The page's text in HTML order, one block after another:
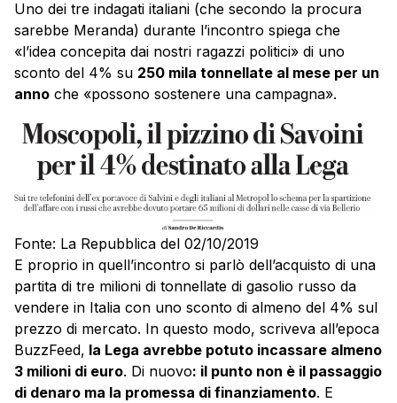
Uno dei tre indagati italiani (che secondo la procura
sarebbe Meranda) durante l’incontro spiega che
«l’idea concepita dai nostri ragazzi politici» di uno
sconto del 4% su 250 mila tonnellate al mese per un
anno che «possono sostenere una campagna».
Fonte: La Repubblica del 02/10/2019
E proprio in quell’incontro si parlò dell’acquisto di una
partita di tre milioni di tonnellate di gasolio russo da
vendere in Italia con uno sconto di almeno del 4% sul
prezzo di mercato. In questo modo, scriveva all’epoca
BuzzFeed, la Lega avrebbe potuto incassare almeno
3 milioni di euro. Di nuovo: il punto non è il passaggio
di denaro ma la promessa di finanziamento. E